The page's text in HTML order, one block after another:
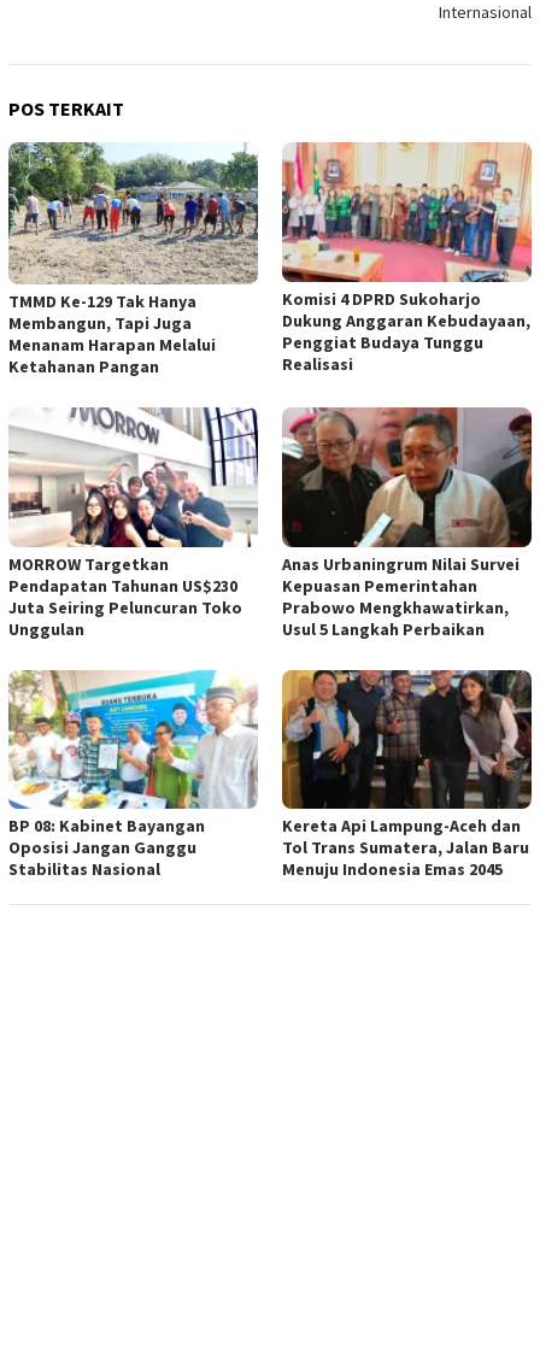
Internasional
POS TERKAIT
TMMD Ke-129 Tak Hanya
Membangun, Tapi Juga
Menanam Harapan Melalui
Ketahanan Pangan
Komisi 4 DPRD Sukoharjo
Dukung Anggaran Kebudayaan,
Penggiat Budaya Tunggu
Realisasi
MORROW Targetkan
Pendapatan Tahunan US$230
Juta Seiring Peluncuran Toko
Unggulan
Anas Urbaningrum Nilai Survei
Kepuasan Pemerintahan
Prabowo Mengkhawatirkan,
Usul 5 Langkah Perbaikan
BP 08: Kabinet Bayangan
Oposisi Jangan Ganggu
Stabilitas Nasional
Kereta Api Lampung-Aceh dan
Tol Trans Sumatera, Jalan Baru
Menuju Indonesia Emas 2045